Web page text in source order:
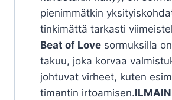
pienimmätkin
tinkimättä tarkasti
Beat of Lovesormuksilla
takuu, joka korvaa
johtuvat virheet, kuten
timantin irtoamisen.